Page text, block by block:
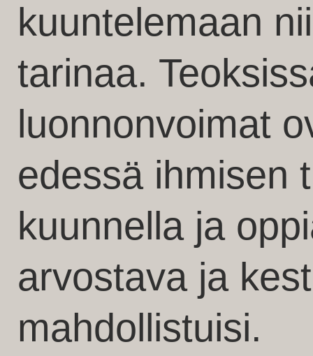
kuuntelemaan
tarinaa.
luonnonvoimat
edessä ihmisen
kuunnella ja
arvostava ja
mahdollistuisi.